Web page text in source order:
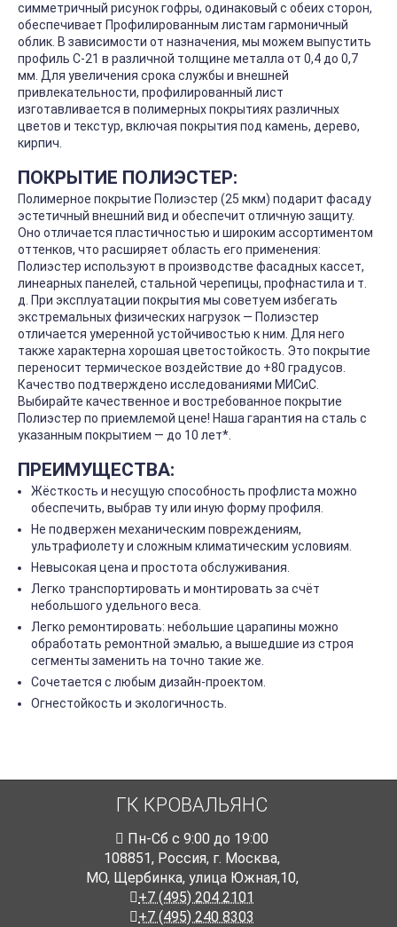
симметричный рисунок гофры, одинаковый с обеих сторон,
обеспечивает Профилированным листам гармоничный
облик. В зависимости от назначения, мы можем выпустить
профиль С-21 в различной толщине металла от 0,4 до 0,7
мм. Для увеличения срока службы и внешней
привлекательности, профилированный лист
изготавливается в полимерных покрытиях различных
цветов и текстур, включая покрытия под камень, дерево,
кирпич.
ПОКРЫТИЕ ПОЛИЭСТЕР:
Полимерное покрытие Полиэстер (25 мкм) подарит фасаду
эстетичный внешний вид и обеспечит отличную защиту.
Оно отличается пластичностью и широким ассортиментом
оттенков, что расширяет область его применения:
Полиэстер используют в производстве фасадных кассет,
линеарных панелей, стальной черепицы, профнастила и т.
д. При эксплуатации покрытия мы советуем избегать
экстремальных физических нагрузок — Полиэстер
отличается умеренной устойчивостью к ним. Для него
также характерна хорошая цветостойкость. Это покрытие
переносит термическое воздействие до +80 градусов.
Качество подтверждено исследованиями МИСиС.
Выбирайте качественное и востребованное покрытие
Полиэстер по приемлемой цене! Наша гарантия на сталь с
указанным покрытием — до 10 лет*.
ПРЕИМУЩЕСТВА:
Жёсткость и несущую способность профлиста можно
обеспечить, выбрав ту или иную форму профиля.
Не подвержен механическим повреждениям,
ультрафиолету и сложным климатическим условиям.
Невысокая цена и простота обслуживания.
Легко транспортировать и монтировать за счёт
небольшого удельного веса.
Легко ремонтировать: небольшие царапины можно
обработать ремонтной эмалью, а вышедшие из строя
сегменты заменить на точно такие же.
Сочетается с любым дизайн-проектом.
Огнестойкость и экологичность.
ГК КРОВАЛЬЯНС
Пн-Cб с 9:00 до 19:00
108851, Россия, г. Москва,
МО, Щербинка, улица Южная,10,
+7 (495) 204 2101
+7 (495) 240 8303